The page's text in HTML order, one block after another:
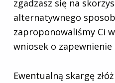
zgadzasz się na
alternatywnego
zaproponowaliśmy Ci
wniosek o
Ewentualną skargę